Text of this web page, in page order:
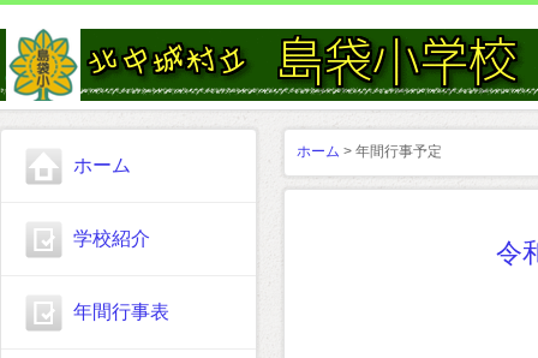
ホーム
学校紹介
年間行事表
ホーム > 年間行事予定
令